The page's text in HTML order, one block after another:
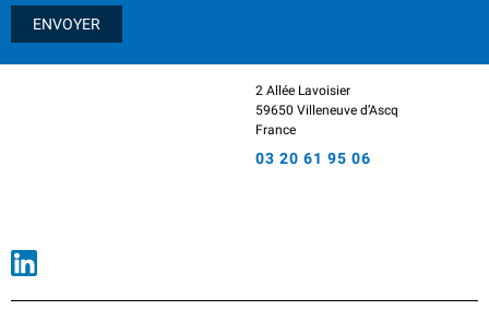
2 Allée Lavoisier
59650 Villeneuve d’Ascq
France
03 20 61 95 06